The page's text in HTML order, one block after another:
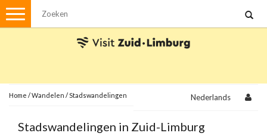
Menu
Met de auto
Visvergunningen
Home /Wandelen /Stadswandelingen Nederlands
Stadswandelingen in Zuid-Limburg